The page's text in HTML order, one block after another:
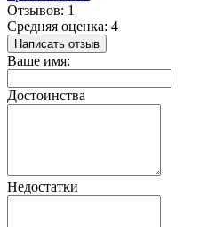
Отзывов: 1
Средняя оценка: 4
Написать отзыв
Ваше имя:
Достоинства
Недостатки